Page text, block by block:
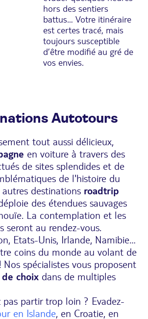
hors des sentiers
battus… Votre itinéraire
est certes tracé, mais
toujours susceptible
d’être modifié au gré de
vos envies.
Autotours
tout aussi délicieux,
en voiture à travers des
de sites splendides et de
de l'histoire du
autres destinations roadtrip
des étendues sauvages
La contemplation et les
seront au rendez-vous.
Etats-Unis, Irlande, Namibie…
coins du monde au volant de
spécialistes vous proposent
choix dans de multiples
pas partir trop loin ? Evadez-
en Islande, en Croatie, en